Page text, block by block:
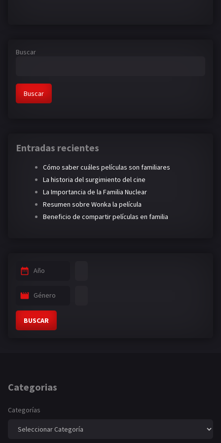
Buscar
Buscar
Entradas recientes
Cómo saber cuáles películas son familiares
La historia del surgimiento del cine
La Importancia de la Familia Nuclear
Resumen sobre Wonka la película
Beneficio de compartir películas en familia
Año
Género
BUSCAR
Categorias
Categorías